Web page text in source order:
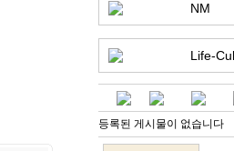
NM
Life-
등록된 게시물이 없습니다